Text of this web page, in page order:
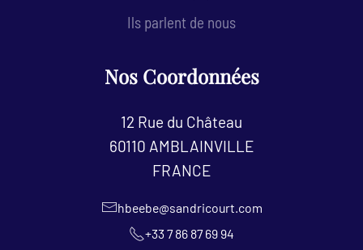
Ils parlent de nous
Nos Coordonnées
12 Rue du Château
60110 AMBLAINVILLE
FRANCE
hbeebe@sandricourt.com
+33 7 86 87 69 94